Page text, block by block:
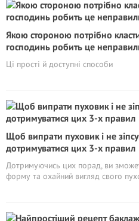
Якою стороною потрібно
господинь робить це
Ці прості й доступні способи
Щоб випрати пуховик і не
дотримуватися цих 3-х правил
Дотримуючись цих порад, ви
форму та охайний вигляд свого